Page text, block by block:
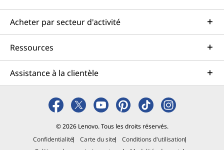
Acheter par secteur d'activité
Ressources
Assistance à la clientèle
© 2026 Lenovo. Tous les droits réservés.
Confidentialité
Carte du site
Conditions d'utilisation